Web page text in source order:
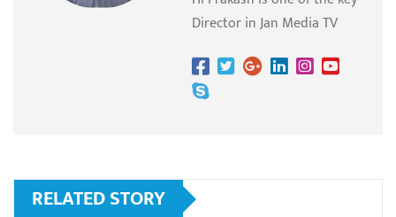
Director in Jan Media TV
RELATED STORY